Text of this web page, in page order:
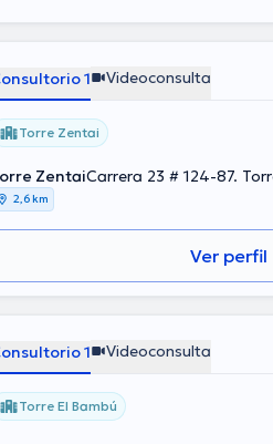
1 Videoconsulta
Torre Zentai
ZentaiCarrera 23 # 124-87.
2,6 km
Ver perfil
1 Videoconsulta
Torre El Bambú